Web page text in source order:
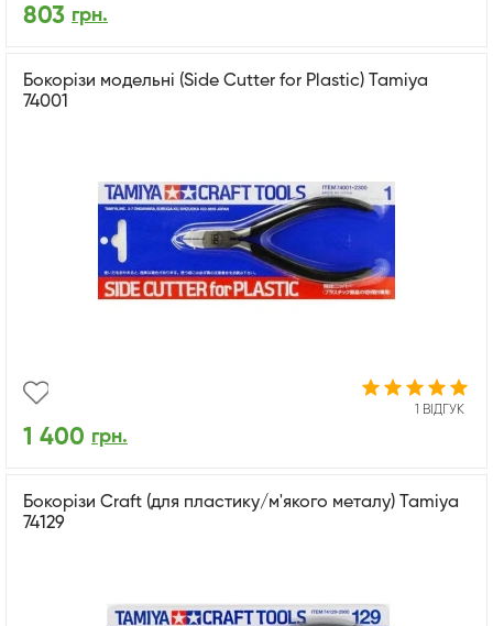
803 грн.
Бокорізи модельні (Side Cutter for Plastic) Tamiya
74001
1 ВІДГУК
1 400 грн.
Бокорізи Craft (для пластику/м'якого металу) Tamiya
74129